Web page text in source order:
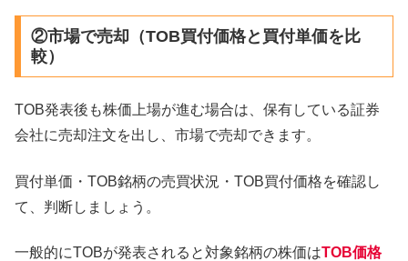
②市場で売却（TOB買付価格と買付単価を比
較）
TOB発表後も株価上場が進む場合は、保有している証券
会社に売却注文を出し、市場で売却できます。
買付単価・TOB銘柄の売買状況・TOB買付価格を確認し
て、判断しましょう。
一般的にTOBが発表されると対象銘柄の株価はTOB価格